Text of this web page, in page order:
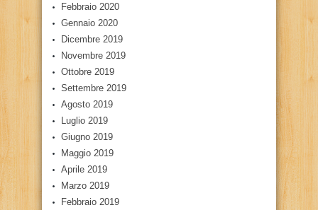
Febbraio 2020
Gennaio 2020
Dicembre 2019
Novembre 2019
Ottobre 2019
Settembre 2019
Agosto 2019
Luglio 2019
Giugno 2019
Maggio 2019
Aprile 2019
Marzo 2019
Febbraio 2019